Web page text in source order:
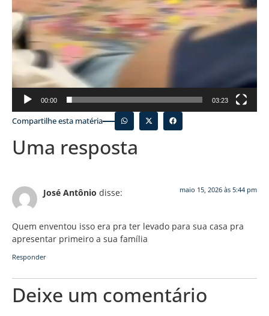
00:00 03:23
Compartilhe esta matéria
Uma resposta
José Antônio disse: maio 15, 2026 às 5:44 pm
Quem enventou isso era pra ter levado para sua casa pra
apresentar primeiro a sua família
Responder
Deixe um comentário